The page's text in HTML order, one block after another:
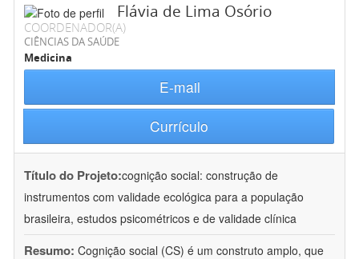
Flávia de Lima Osório
COORDENADOR(A)
CIÊNCIAS DA SAÚDE
Medicina
E-mail
Currículo
Título do Projeto:cognição social: construção de
instrumentos com validade ecológica para a população
brasileira, estudos psicométricos e de validade clínica
Resumo: Cognição social (CS) é um construto amplo, que